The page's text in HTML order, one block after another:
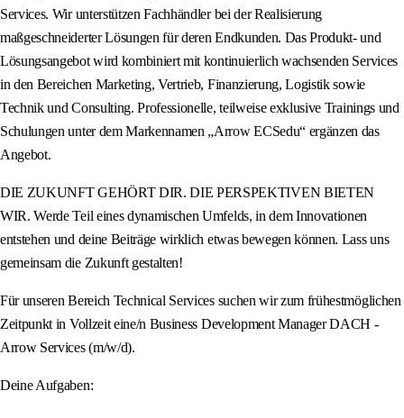
Services. Wir unterstützen Fachhändler bei der Realisierung
maßgeschneiderter Lösungen für deren Endkunden. Das Produkt- und
Lösungsangebot wird kombiniert mit kontinuierlich wachsenden Services
in den Bereichen Marketing, Vertrieb, Finanzierung, Logistik sowie
Technik und Consulting. Professionelle, teilweise exklusive Trainings und
Schulungen unter dem Markennamen „Arrow ECSedu“ ergänzen das
Angebot.
DIE ZUKUNFT GEHÖRT DIR. DIE PERSPEKTIVEN BIETEN
WIR. Werde Teil eines dynamischen Umfelds, in dem Innovationen
entstehen und deine Beiträge wirklich etwas bewegen können. Lass uns
gemeinsam die Zukunft gestalten!
Für unseren Bereich Technical Services suchen wir zum frühestmöglichen
Zeitpunkt in Vollzeit eine/n Business Development Manager DACH -
Arrow Services (m/w/d).
Deine Aufgaben: